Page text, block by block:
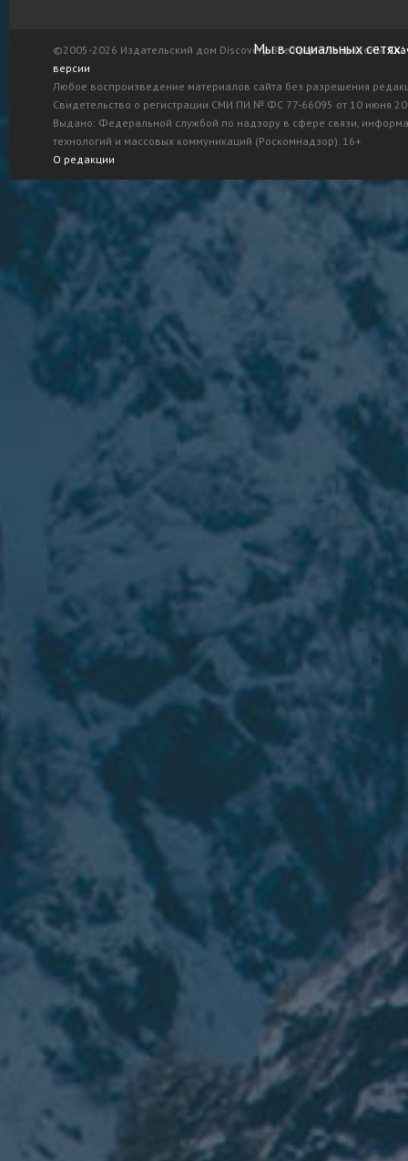
©2005-2026 Издательский дом Discovery. Все права защищены.
версии
Любое воспроизведение материалов сайта без разрешения
Свидетельство о регистрации СМИ ПИ № ФС 77-66095 от 10 июня
Выдано: Федеральной службой по надзору в сфере связи,
технологий и массовых коммуникаций (Роскомнадзор). 16+
О редакции
Мы в социальных сетях: